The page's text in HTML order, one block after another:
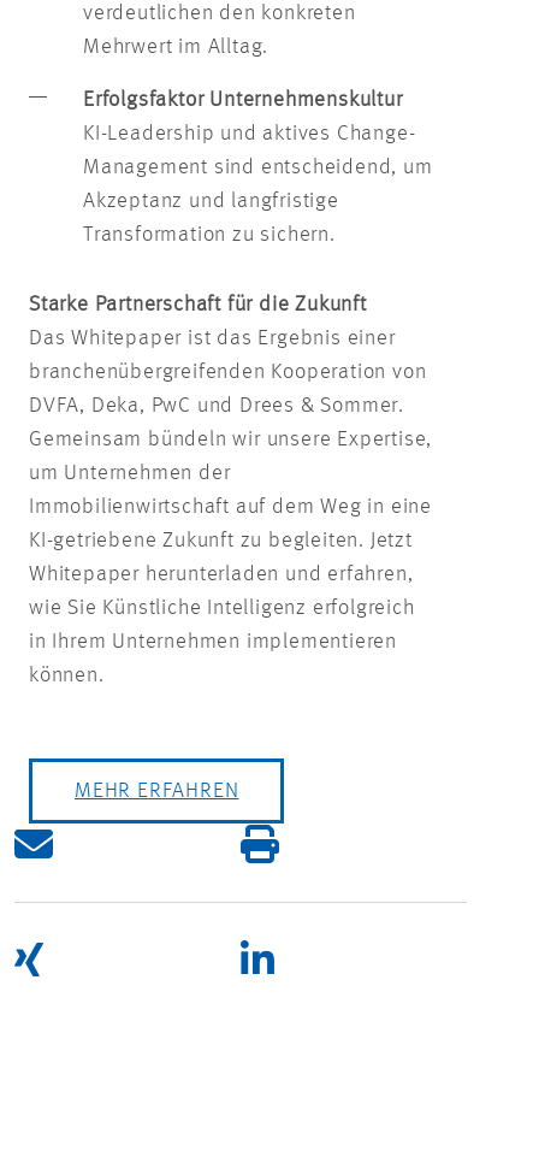
verdeutlichen den konkreten
Mehrwert im Alltag.
Erfolgsfaktor Unternehmenskultur
KI-Leadership und aktives Change-
Management sind entscheidend, um
Akzeptanz und langfristige
Transformation zu sichern.
Starke Partnerschaft für die Zukunft
Das Whitepaper ist das Ergebnis einer
branchenübergreifenden Kooperation von
DVFA, Deka, PwC und Drees & Sommer.
Gemeinsam bündeln wir unsere Expertise,
um Unternehmen der
Immobilienwirtschaft auf dem Weg in eine
KI-getriebene Zukunft zu begleiten. Jetzt
Whitepaper herunterladen und erfahren,
wie Sie Künstliche Intelligenz erfolgreich
in Ihrem Unternehmen implementieren
können.
MEHR ERFAHREN